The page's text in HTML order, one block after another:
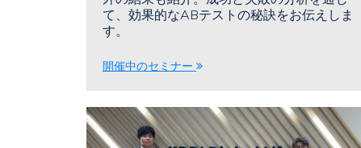
て、効果的なABテストの秘訣をお伝えしま
す。
開催中のセミナー